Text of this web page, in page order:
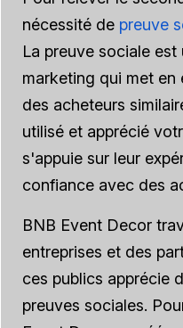
nécessité de preuve
La preuve sociale
marketing qui met
des acheteurs
utilisé et apprécié
s'appuie sur leur
confiance avec des
BNB Event Decor
entreprises et des
ces publics apprécie
preuves sociales.